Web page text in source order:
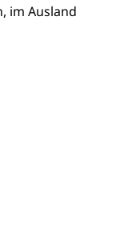
im Ausland